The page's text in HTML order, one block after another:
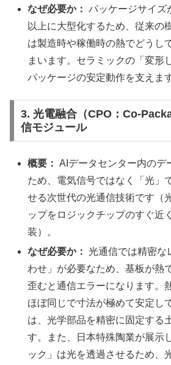
なぜ必要か： パッケージサイズ
以上に大型化するため、従来の
は製造時や稼働時の熱でどうし
まいます。セラミックの「変形
パッケージの安定動作を支えま
3. 光電融合（CPO：Co-
信モジュール
概要： AIデータセンター内のデ
ため、電気信号ではなく「光」
せる次世代の光通信技術です（
ップをロジックチップのすぐ近
装）。
なぜ必要か： 光通信では精密な
わせ」が必要なため、基板が熱
歪むと通信エラーになります。
ほぼ同じで寸法が極めて安定し
は、光学部品を精密に固定する
す。また、日本特殊陶業が展示
ック」は光を透過させるため、